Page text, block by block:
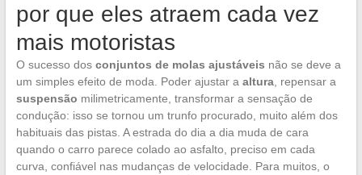
por que eles atraem cada vez
mais motoristas
O sucesso dos conjuntos de molas ajustáveis não se deve a
um simples efeito de moda. Poder ajustar a altura, repensar a
suspensão milimetricamente, transformar a sensação de
condução: isso se tornou um trunfo procurado, muito além dos
habituais das pistas. A estrada do dia a dia muda de cara
quando o carro parece colado ao asfalto, preciso em cada
curva, confiável nas mudanças de velocidade. Para muitos, o